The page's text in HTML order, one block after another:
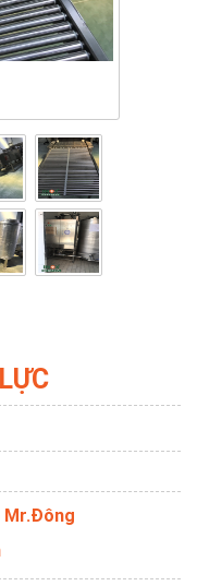
Mr.Đông